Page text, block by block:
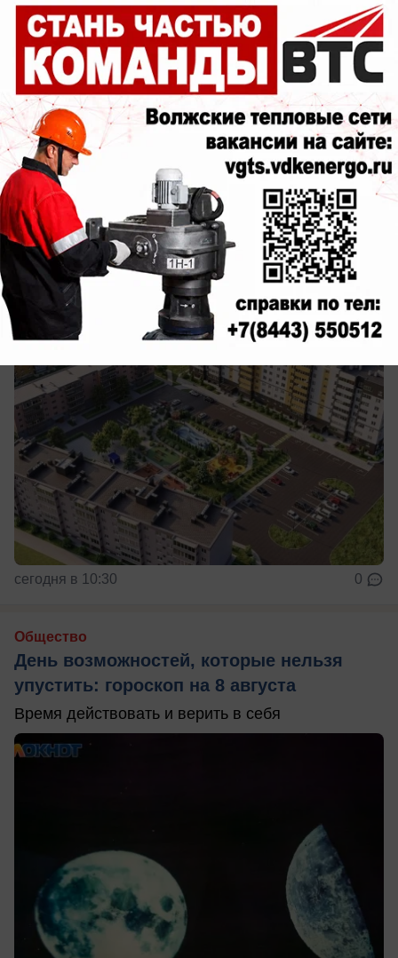
сегодня в 11:27 0
Недвижимость
Жить в ЖК «Династия Парковый» -
значит, иметь всё для активной жизни
прямо во дворе
сегодня в 10:30 0
Общество
День возможностей, которые нельзя
упустить: гороскоп на 8 августа
Время действовать и верить в себя